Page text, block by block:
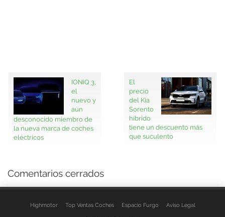
IONIQ 3,
el
nuevo y
aún
desconocido miembro de
la nueva marca de coches
eléctricos
El
precio
del Kia
Sorento
híbrido
tiene un descuento más
que suculento
Comentarios cerrados
Highmotor Top Ventas Coches Espacio Furgo Aviso Legal